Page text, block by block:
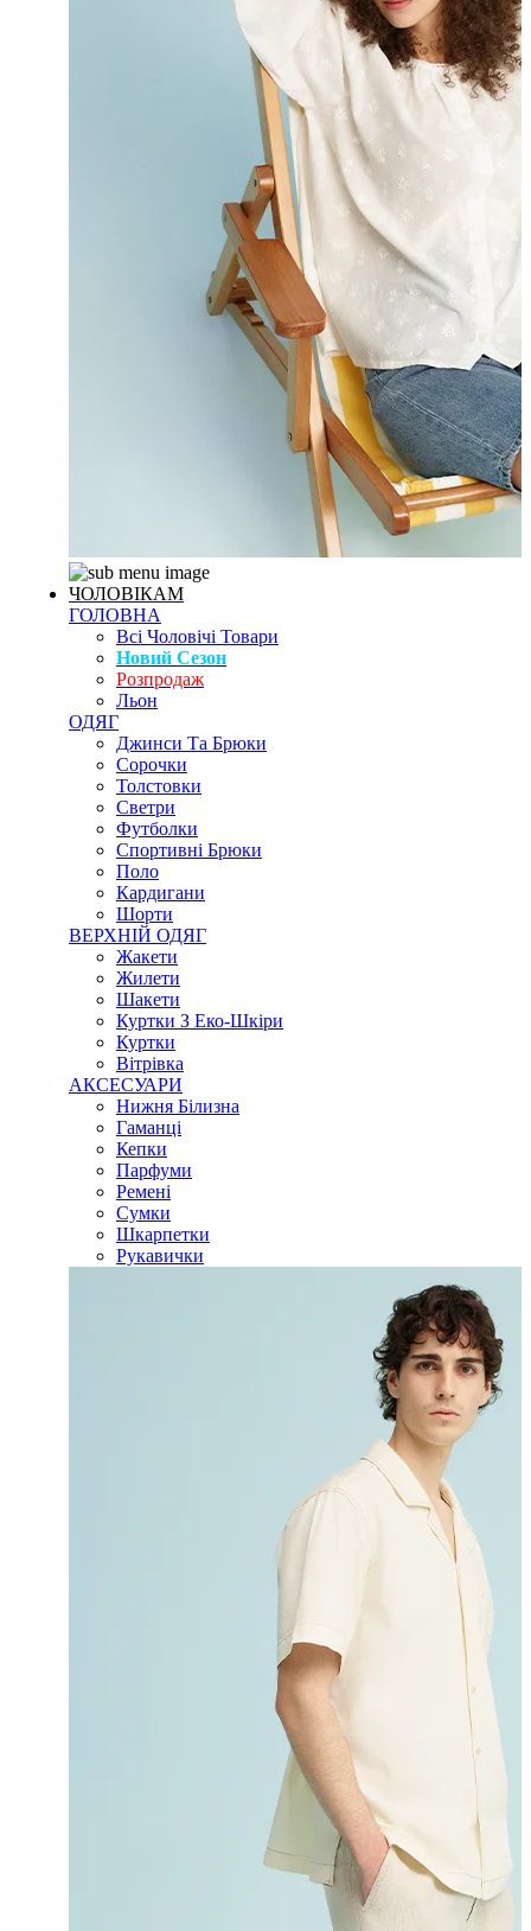
ЧОЛОВІКАМ
ГОЛОВНА
Всі Чоловічі Товари
Новий Сезон
Розпродаж
Льон
ОДЯГ
Джинси Та Брюки
Сорочки
Толстовки
Светри
Футболки
Спортивні Брюки
Поло
Кардигани
Шорти
ВЕРХНІЙ ОДЯГ
Жакети
Жилети
Шакети
Куртки З Еко-Шкіри
Куртки
Вітрівка
АКСЕСУАРИ
Нижня Білизна
Гаманці
Кепки
Парфуми
Ремені
Сумки
Шкарпетки
Рукавички